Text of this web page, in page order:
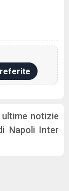
notizie
Napoli Inter